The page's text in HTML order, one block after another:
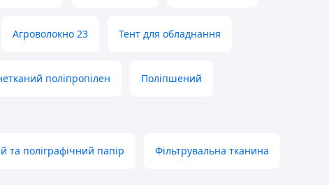
Агроволокно 23 Тент для обладнання
поліпропілен Поліпшений
та поліграфічний папір Фільтрувальна тканина